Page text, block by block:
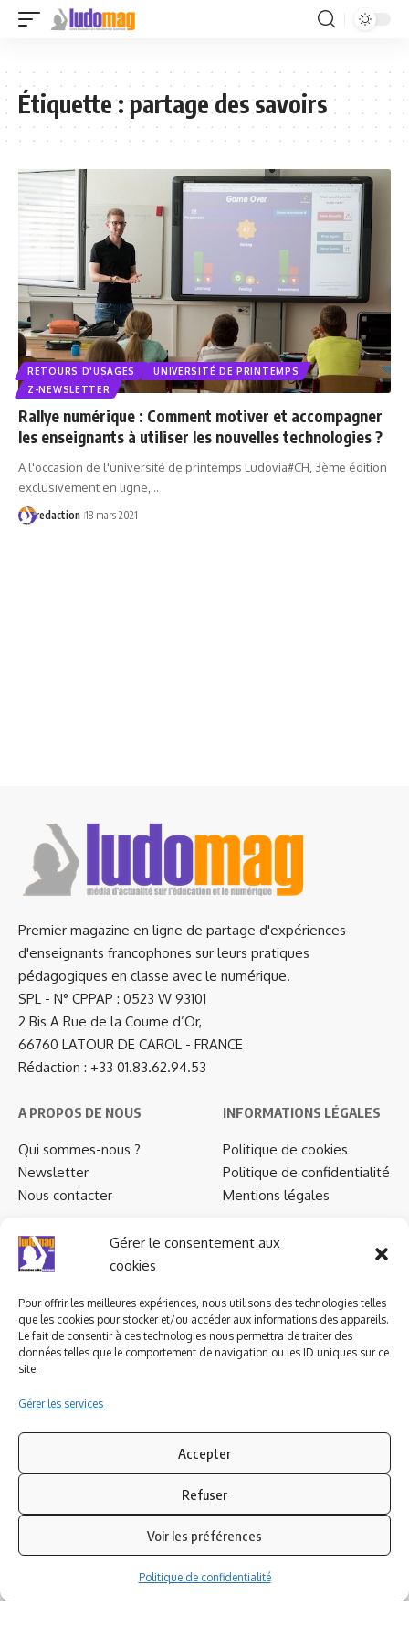
Gérer le consentement aux
cookies
Pour offrir les meilleures expériences, nous utilisons des technologies telles
que les cookies pour stocker et/ou accéder aux informations des appareils.
Le fait de consentir à ces technologies nous permettra de traiter des
données telles que le comportement de navigation ou les ID uniques sur ce
site.
Gérer les services
Accepter
Refuser
Voir les préférences
Politique de confidentialité
Étiquette :partage des savoirs
RETOURS D'USAGES
UNIVERSITÉ DE PRINTEMPS
Z-NEWSLETTER
Rallye numérique : Comment motiver et accompagner
les enseignants à utiliser les nouvelles technologies ?
A l'occasion de l'université de printemps Ludovia#CH, 3ème édition
exclusivement en ligne,…
redaction 18 mars 2021
Premier magazine en ligne de partage d'expériences
d'enseignants francophones sur leurs pratiques
pédagogiques en classe avec le numérique.
SPL - N° CPPAP : 0523 W 93101
2 Bis A Rue de la Coume d’Or,
66760 LATOUR DE CAROL - FRANCE
Rédaction : +33 01.83.62.94.53
A PROPOS DE NOUS
Qui sommes-nous ?
Newsletter
Nous contacter
Ludomag "Le Club"
INFORMATIONS LÉGALES
Politique de cookies
Politique de confidentialité
Mentions légales
LIENS UTILES
ludoviales
PARTENAIRES